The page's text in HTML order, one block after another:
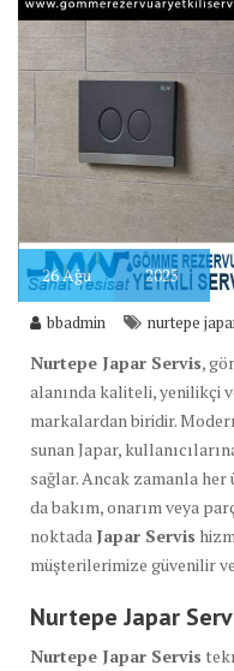
26Ağu 2025
bbadmin nurtepe
Nurtepe Japar Servis,
alanında kaliteli, yenilikçi
markalardan biridir.
sunan Japar,
sağlar. Ancak zamanla
da bakım, onarım veya
noktada Japar Servis
müşterilerimize güvenilir
Nurtepe Japar
Nurtepe Japar Servis